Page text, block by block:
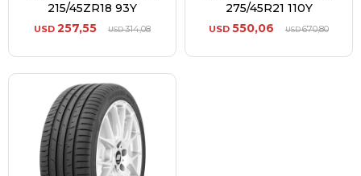
215/45ZR18 93Y
USD 257,55 USD314,08
275/45R21 110Y
USD 550,06 USD670,80